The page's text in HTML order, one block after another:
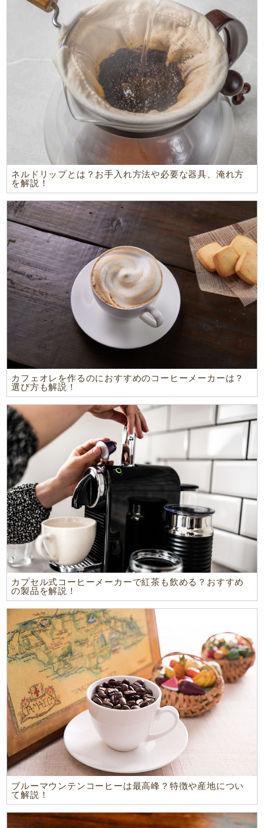
ネルドリップとは？お手入れ方法や必要な器具、淹れ方
を解説！
カフェオレを作るのにおすすめのコーヒーメーカーは？
選び方も解説！
カプセル式コーヒーメーカーで紅茶も飲める？おすすめ
の製品を解説！
ブルーマウンテンコーヒーは最高峰？特徴や産地につい
て解説！